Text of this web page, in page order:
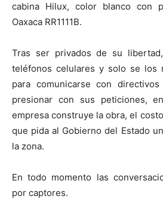
cabina Hilux, color blanco con
Oaxaca RR1111B.
Tras ser privados de su
teléfonos celulares y solo se los
para comunicarse con
presionar con sus peticiones,
empresa construye la obra, el
que pida al Gobierno del Estado
la zona.
En todo momento las
por captores.